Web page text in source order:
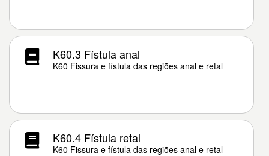
K60.3 Fístula anal
K60 Fissura e fístula das regiões anal e retal
K60.4 Fístula retal
K60 Fissura e fístula das regiões anal e retal